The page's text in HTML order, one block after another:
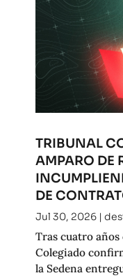
TRIBUNAL
AMPARO DE
DE
Jul 30, 2026|
Tras cuatro
Colegiado
la Sedena